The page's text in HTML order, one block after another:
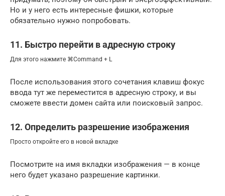
Но и у него есть интересные фишки, которые
обязательно нужно попробовать.
11. Быстро перейти в адресную строку
Для этого нажмите ⌘Command + L
После использования этого сочетания клавиш фокус
ввода тут же переместится в адресную строку, и вы
сможете ввести домен сайта или поисковый запрос.
12. Определить разрешение изображения
Просто откройте его в новой вкладке
Посмотрите на имя вкладки изображения — в конце
него будет указано разрешение картинки.